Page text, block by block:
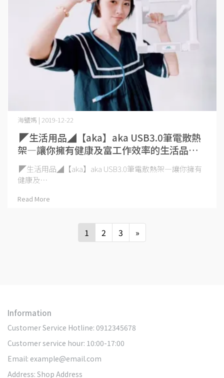
◤生活用品◢【aka】aka USB3.0筆電散熱
架―讓你擁有健康及富工作效率的生活品
質！利用好的商品來養成好的習慣，好的習
慣就能帶來好的狀態！
海鹽媽 | 2019-12-22
◤生活用品◢【aka】aka USB3.0筆電散熱架―讓你擁有
健康及⋯
Read More
1 2 3 »
Information
Customer Service Hotline: 0912345678
Customer service hour: 10:00-17:00
Email: example@email.com
Address: Shop Address